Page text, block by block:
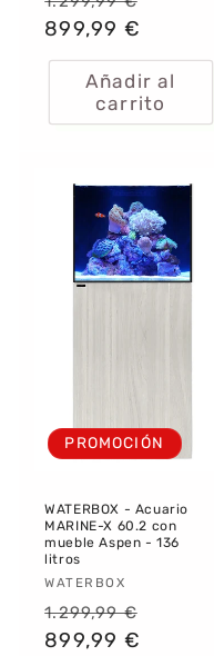
habitual
oferta
899,99 €
Añadir al
carrito
PROMOCIÓN
WATERBOX - Acuario
MARINE-X 60.2 con
mueble Aspen - 136
litros
Proveedor:
WATERBOX
Precio
habitual
1.299,99 €
899,99 €